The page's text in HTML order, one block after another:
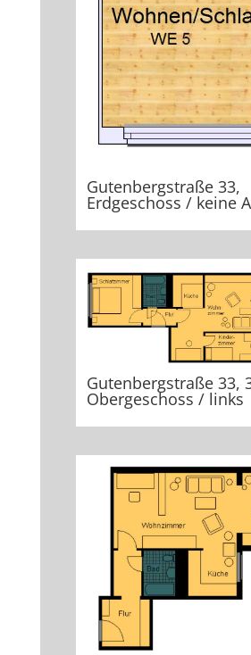
Gutenbergstraße 33,
Erdgeschoss / keine
Gutenbergstraße 33,
Obergeschoss / links